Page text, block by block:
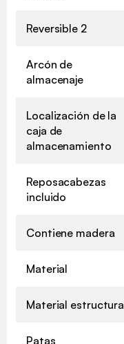
Reversible 2
Arcón de
almacenaje
Localización de la
caja de
almacenamiento
Reposacabezas
incluido
Contiene madera
Material
Material estructura
Patas